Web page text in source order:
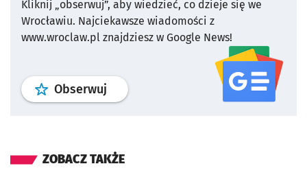
Kliknij „obserwuj”, aby wiedzieć, co dzieje się we
Wrocławiu. Najciekawsze wiadomości z
www.wroclaw.pl znajdziesz w Google News!
Obserwuj profil serwisu
ZOBACZ TAKŻE